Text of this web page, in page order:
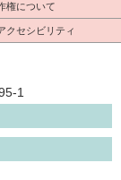
権について
クセシビリティ
1